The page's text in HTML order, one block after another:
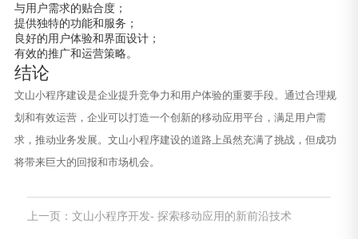
与用户需求的贴合度；
提供独特的功能和服务；
良好的用户体验和界面设计；
有效的推广和运营策略。
结论
文山小程序建设是企业提升竞争力和用户体验的重要手段。通过合理规
划和有效运营，企业可以打造一个创新的移动应用平台，满足用户需
求，推动业务发展。文山小程序建设的道路上虽然充满了挑战，但成功
将带来巨大的回报和市场机会。
上一页：文山小程序开发- 探索移动应用的新前沿技术